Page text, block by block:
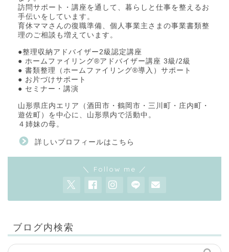
訪問サポート・講座を通して、暮らしと仕事を整えるお
手伝いをしています。
育休ママさんの復職準備、個人事業主さまの事業書類整
理のご相談も増えています。
●整理収納アドバイザー2級認定講座
● ホームファイリング®アドバイザー講座 3級/2級
● 書類整理（ホームファイリング®導入）サポート
● お片づけサポート
● セミナー・講演
山形県庄内エリア（酒田市・鶴岡市・三川町・庄内町・
遊佐町）を中心に、山形県内で活動中。
４姉妹の母。
詳しいプロフィールはこちら
＼ Follow me ／
ブログ内検索